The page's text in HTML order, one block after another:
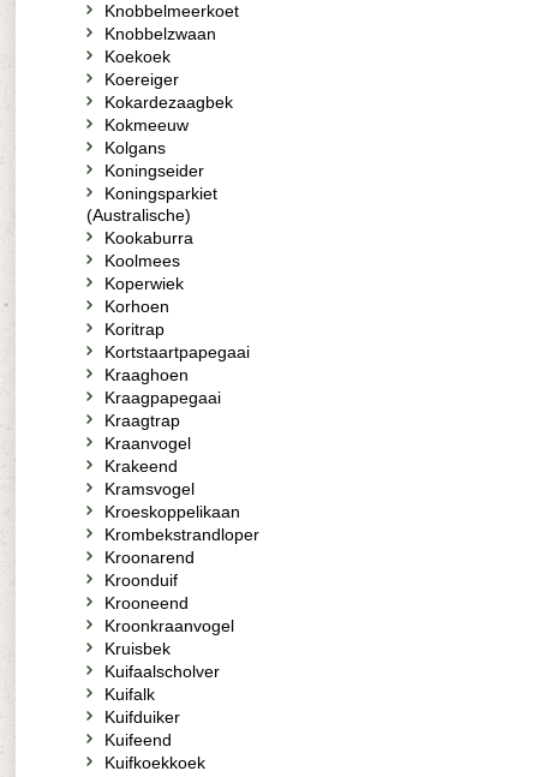
Knobbelmeerkoet
Knobbelzwaan
Koekoek
Koereiger
Kokardezaagbek
Kokmeeuw
Kolgans
Koningseider
Koningsparkiet
(Australische)
Kookaburra
Koolmees
Koperwiek
Korhoen
Koritrap
Kortstaartpapegaai
Kraaghoen
Kraagpapegaai
Kraagtrap
Kraanvogel
Krakeend
Kramsvogel
Kroeskoppelikaan
Krombekstrandloper
Kroonarend
Kroonduif
Krooneend
Kroonkraanvogel
Kruisbek
Kuifaalscholver
Kuifalk
Kuifduiker
Kuifeend
Kuifkoekkoek